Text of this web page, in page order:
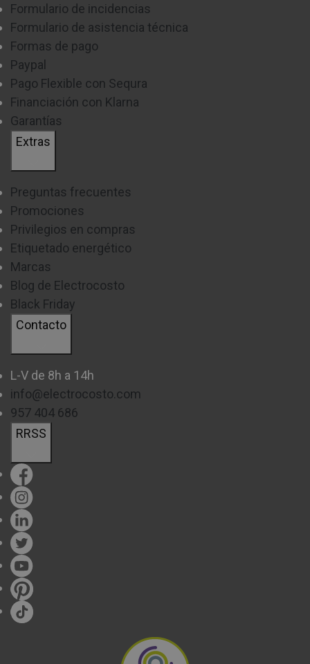
Formulario de incidencias
Formulario de asistencia técnica
Formas de pago
Paypal
Pago Flexible con Sequra
Financiación con Klarna
Garantías
Extras
Preguntas frecuentes
Promociones
Privilegios en compras
Etiquetado energético
Marcas
Blog de Electrocosto
Black Friday
Contacto
L-V de 8h a 14h
info@electrocosto.com
957 404 686
RRSS